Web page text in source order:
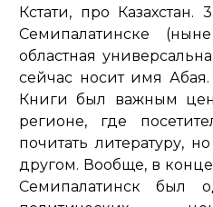
Кстати, про
Семипалатинске
областная
сейчас носит имя
Книги был важным
регионе, где
почитать литературу,
другом. Вообще, в конце
Семипалатинск был